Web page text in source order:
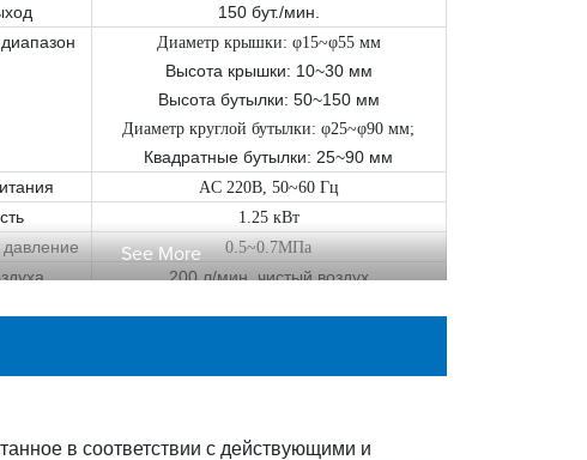
150 бут./мин.
Диаметр крышки: φ15~φ55 мм
Высота крышки: 10~30 мм
Высота бутылки: 50~150 мм
Диаметр круглой бутылки: φ25~φ90 мм;
Квадратные бутылки: 25~90 мм
AC 220В, 50~60 Гц
1.25 кВт
0.5~0.7МПа
200 л/мин, чистый воздух
See More
в соответствии с действующими и